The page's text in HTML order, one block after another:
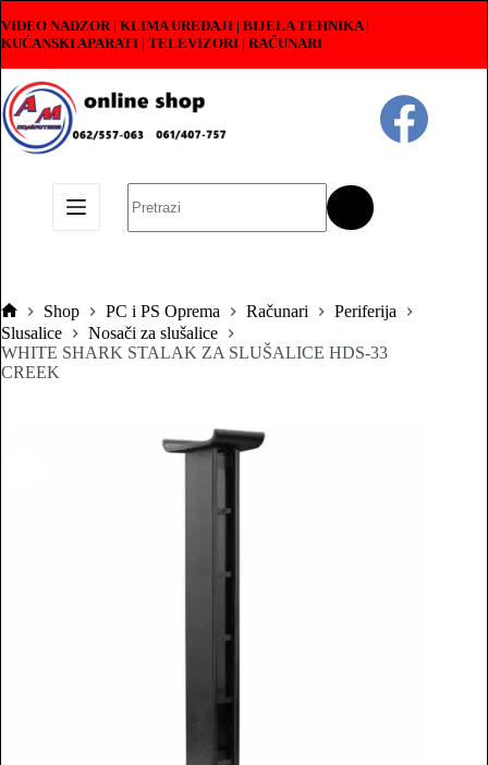
to
content
VIDEO NADZOR | KLIMA UREĐAJI | BIJELA TEHNIKA |
KUĆANSKI APARATI | TELEVIZORI | RAČUNARI
results
Pocetna
Shop PC i PS Oprema Računari
Periferija
Slusalice
Nosači za slušalice
WHITE SHARK STALAK ZA SLUŠALICE HDS-33
CREEK